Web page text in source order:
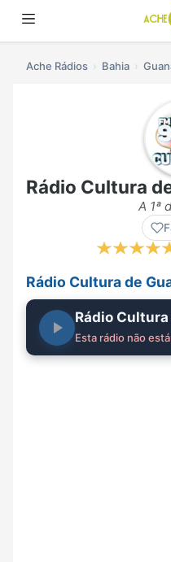
Ache Rádios Bahia
Rádio Cultura
A 1ª
Rádio Cultura de
Rádio
Esta rádio não